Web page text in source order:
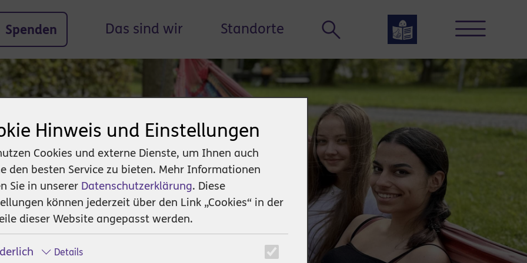
Spenden Das sind wir
& Ausbildung
Organisation &
Unternehmen
News & Termine
Standorte
Hinweis und Einstellungen
Cookies und externe Dienste, um Ihnen auch
den besten Service zu bieten. Mehr Informationen
Sie in unserer Datenschutzerklärung. Diese
können jederzeit über den Link „Cookies“ in der
dieser Website angepasst werden.
Details